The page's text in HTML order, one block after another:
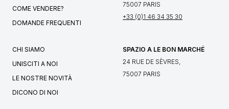
COME VENDERE?
DOMANDE FREQUENTI
75007 PARIS
+33 (0)1 46 34 35 30
CHI SIAMO
UNISCITI A NOI
LE NOSTRE NOVITÀ
DICONO DI NOI
SPAZIO A LE BON MARCHÉ
24 RUE DE SÈVRES,
75007 PARIS